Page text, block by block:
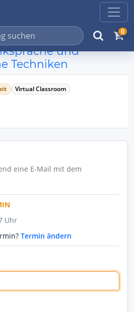
0
und
Techniken
Virtual Classroom
eine E-Mail mit dem
Uhr
Termin ändern